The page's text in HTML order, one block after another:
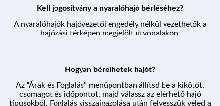
Kell jogosítvány a nyaralóhajó bérléséhez?
A nyaralóhajók hajóvezetői engedély nélkül vezethetők a
hajózási térképen megjelölt útvonalakon.
Hogyan bérelhetek hajót?
Az "Árak és Foglalás" menüpontban állítsd be a kikötőt,
csomagot és időpontot, majd válassz az elérhető hajó
típusokból. Foglalás visszaigazolása után felvesszük veled a